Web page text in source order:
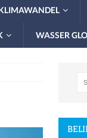
WASSER